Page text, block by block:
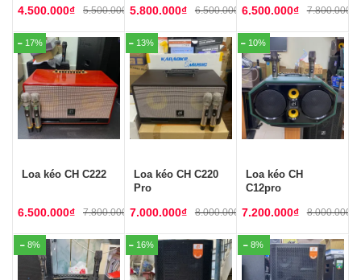
5.500.000 ₫
4.500.000₫ 6.500.000 ₫
5.800.000₫ 7.800.000
6.500.000₫
17%
Loa kéo CH C222
7.800.000 ₫
6.500.000₫
13%
Loa kéo CH C220
Pro
8.000.000 ₫
7.000.000₫
10%
Loa kéo CH
C12pro
8.000.000
7.200.000₫
8% 16% 8%